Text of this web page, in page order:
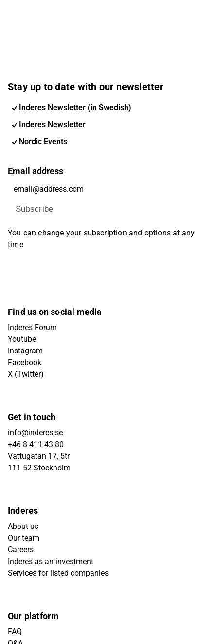
Stay up to date with our newsletter
Inderes Newsletter (in Swedish)
Inderes Newsletter
Nordic Events
Email address
Subscribe
You can change your subscription and options at any
time
Find us on social media
Inderes Forum
Youtube
Instagram
Facebook
X (Twitter)
Get in touch
info@inderes.se
+46 8 411 43 80
Vattugatan 17, 5tr
111 52 Stockholm
Inderes
About us
Our team
Careers
Inderes as an investment
Services for listed companies
Our platform
FAQ